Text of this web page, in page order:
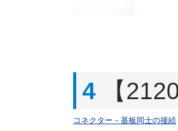
4 【
コネクター－基板同士の接続